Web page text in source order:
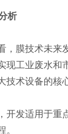
析
膜技术未来发
现工业废水和
技术设备的核
发适用于重点
。